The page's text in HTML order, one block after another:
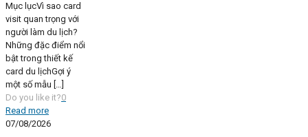
Mục lụcVì sao card
visit quan trọng với
người làm du lịch?
Những đặc điểm nổi
bật trong thiết kế
card du lịchGợi ý
một số mẫu […]
Do you like it?0
Read more
07/08/2026